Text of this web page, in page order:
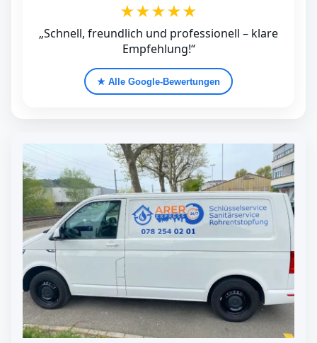
★★★★★
„Schnell, freundlich und professionell – klare
Empfehlung!“
★ Alle Google‑Bewertungen